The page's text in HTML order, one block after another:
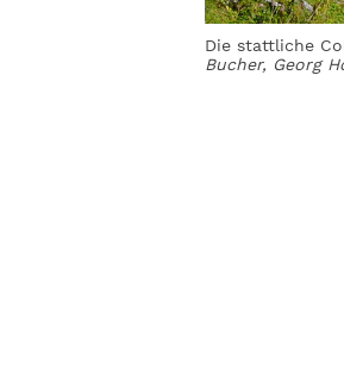
Die stattliche
Bucher, Georg